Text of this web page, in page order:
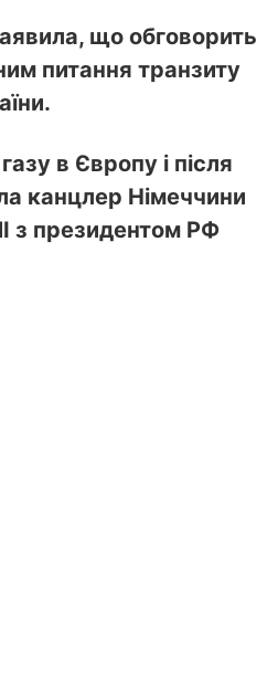
що обговорить
питання транзиту
в Європу і після
канцлер Німеччини
з президентом РФ